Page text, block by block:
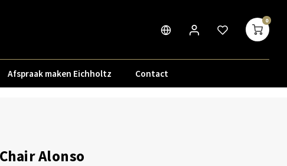
0
Afspraak maken Eichholtz Contact
Alonso